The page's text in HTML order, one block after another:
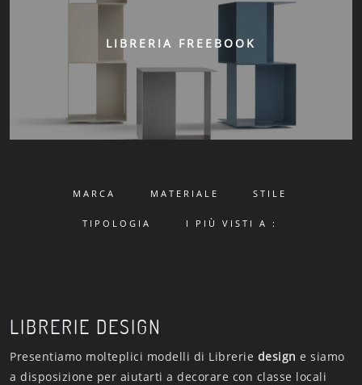
LIBRERIA FREEBOOK
MARCA MATERIALE STILE
TIPOLOGIA I PIÙ VISTI A :
LIBRERIE DESIGN
Presentiamo molteplici modelli di Librerie design e siamo
a disposizione per aiutarti a decorare con classe locali